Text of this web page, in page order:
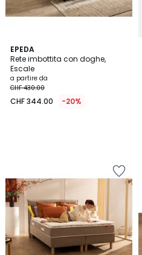
EPEDA
Rete imbottita con doghe,
Escale
a partire da
CHF 430.00
CHF 344.00 -20%